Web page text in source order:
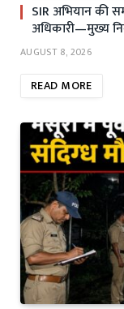
SIR अभियान की
अधिकारी—मुख्य
AUGUST 8, 2026
READ MORE